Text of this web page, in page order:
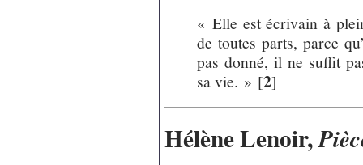
« Elle est écrivain à
de toutes parts, parce
pas donné, il ne suffit
sa vie. » [2]
Hélène Lenoir,